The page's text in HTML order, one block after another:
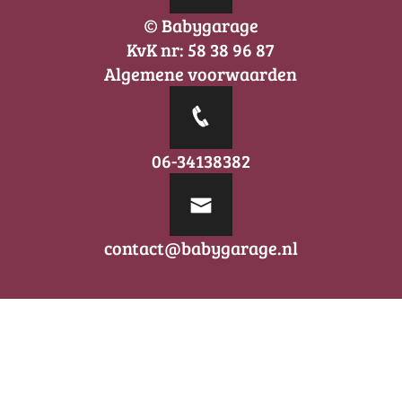
© Babygarage
KvK nr: 58 38 96 87
Algemene voorwaarden
06-34138382
contact@babygarage.nl